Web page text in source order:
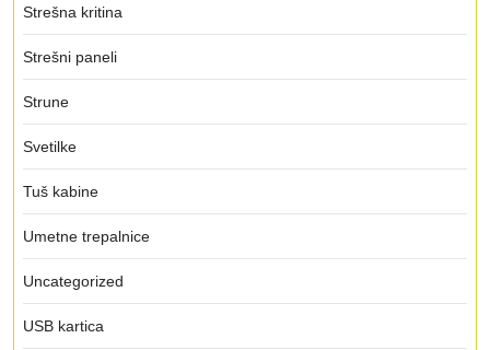
Strešna kritina
Strešni paneli
Strune
Svetilke
Tuš kabine
Umetne trepalnice
Uncategorized
USB kartica